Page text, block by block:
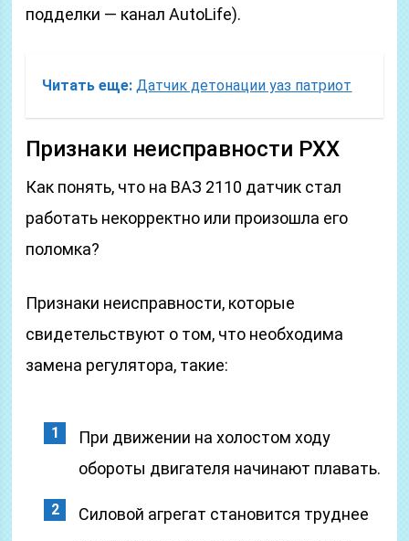
подделки — канал AutoLife).
Читать еще: Датчик детонации уаз патриот
Признаки неисправности РХХ
Как понять, что на ВАЗ 2110 датчик стал
работать некорректно или произошла его
поломка?
Признаки неисправности, которые
свидетельствуют о том, что необходима
замена регулятора, такие:
При движении на холостом ходу
обороты двигателя начинают плавать.
Силовой агрегат становится труднее